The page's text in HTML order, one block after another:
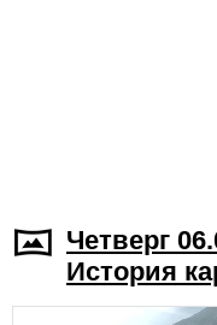
Четверг
История